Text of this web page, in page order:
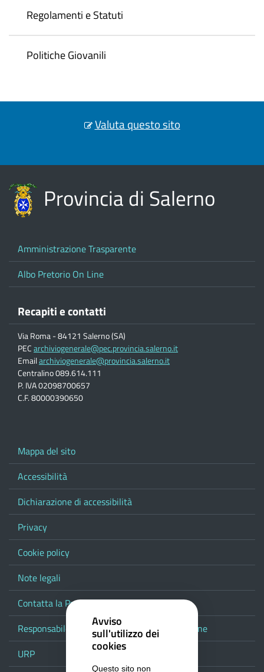
Regolamenti e Statuti
Politiche Giovanili
Valuta questo sito
Provincia di Salerno
Amministrazione Trasparente
Albo Pretorio On Line
Recapiti e contatti
Via Roma - 84121 Salerno (SA)
PECarchiviogenerale@pec.provincia.salerno.it
Emailarchiviogenerale@provincia.salerno.it
Centralino 089.614.111
P. IVA 02098700657
C.F. 80000390650
Mappa del sito
Accessibilità
Dichiarazione di accessibilità
Privacy
Cookie policy
Note legali
Contatta la Provincia
Responsabile del procedimento di pubblicazione
URP
Avviso
sull'utilizzo dei
cookies
Questo sito non